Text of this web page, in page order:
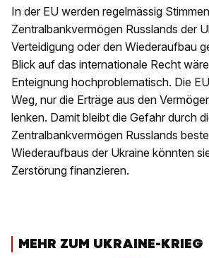
In der EU werden regelmässig
Zentralbankvermögen Russlands der
Verteidigung oder den Wiederaufbau
Blick auf das internationale Recht
Enteignung hochproblematisch. Die
Weg, nur die Erträge aus den
lenken. Damit bleibt die Gefahr durch
Zentralbankvermögen Russlands
Wiederaufbaus der Ukraine könnten
Zerstörung finanzieren.
MEHR ZUM UKRAINE-KRIEG